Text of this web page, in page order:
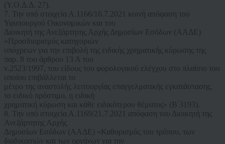
(Υ.Ο.Δ.Δ. 27).
7. Την υπό στοιχεία Α.1166/16.7.2021 κοινή απόφαση του
Υφυπουργού Οικονομικών και του
Διοικητή της Ανεξάρτητης Αρχής Δημοσίων Εσόδων (ΑΑΔΕ)
«Προσδιορισμός κατηγοριών
υπόχρεων για την επιβολή της ειδικής χρηματικής κύρωσης της
παρ. 8 του άρθρου 13 Α του
ν.2523/1997, του είδους του φορολογικού ελέγχου στο πλαίσιο του
οποίου επιβάλλεται το
μέτρο της αναστολής λειτουργίας επαγγελματικής εγκατάστασης,
το ειδικό πρόστιμο, η ειδική
χρηματική κύρωση και κάθε ειδικότερου θέματος» (Β ́3193).
8. Την υπό στοιχεία Α.1169/21.7.2021 απόφαση του Διοικητή της
Ανεξάρτητης Αρχής
Δημοσίων Εσόδων (ΑΑΔΕ) «Καθορισμός του τρόπου, των
διαδικασιών και των οργάνων για την